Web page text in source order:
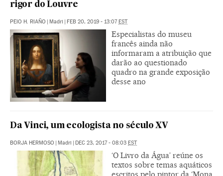
rigor do Louvre
PEIO H. RIAÑO | Madri | FEB 20, 2019 - 13:07EST
Especialistas do museu
francês ainda não
informaram a atribuição que
darão ao questionado
quadro na grande exposição
desse ano
Da Vinci, um ecologista no século XV
BORJA HERMOSO | Madri | DEC 23, 2017 - 08:03 EST
‘O Livro da Água’ reúne os
textos sobre temas aquáticos